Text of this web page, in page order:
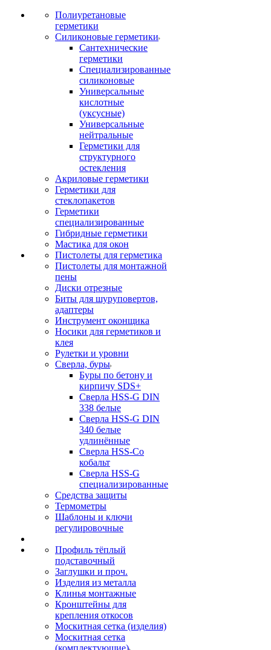
Полиуретановые
герметики
Силиконовые герметики
Сантехнические
герметики
Специализированные
силиконовые
Универсальные
кислотные
(уксусные)
Универсальные
нейтральные
Герметики для
структурного
остекления
Акриловые герметики
Герметики для
стеклопакетов
Герметики
специализированные
Гибридные герметики
Мастика для окон
Пистолеты для герметика
Пистолеты для монтажной
пены
Диски отрезные
Биты для шуруповертов,
адаптеры
Инструмент оконщика
Носики для герметиков и
клея
Рулетки и уровни
Сверла, буры
Буры по бетону и
кирпичу SDS+
Сверла HSS-G DIN
338 белые
Сверла HSS-G DIN
340 белые
удлинённые
Сверла HSS-Co
кобальт
Сверла HSS-G
специализированные
Средства защиты
Термометры
Шаблоны и ключи
регулировочные
Профиль тёплый
подставочный
Заглушки и проч.
Изделия из металла
Клинья монтажные
Кронштейны для
крепления откосов
Москитная сетка (изделия)
Москитная сетка
(комплектующие)